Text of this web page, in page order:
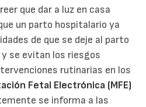
que dar a luz en casa
un parto hospitalario ya
de que se deje al parto
se evitan los riesgos
rutinarias en los
Fetal Electrónica (MFE)
se informa a las